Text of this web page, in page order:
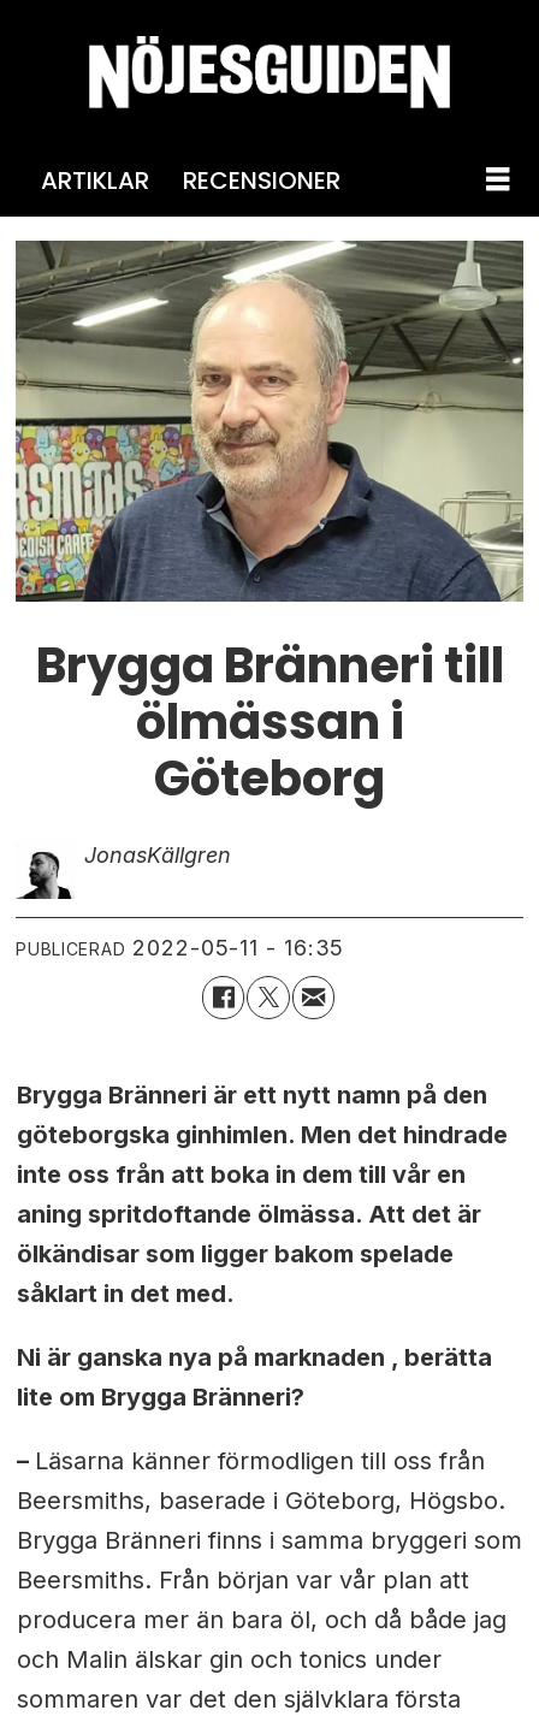
ARTIKLAR RECENSIONER
Brygga Bränneri till
ölmässan i
Göteborg
JonasKällgren
PUBLICERAD 2022-05-11 - 16:35
Brygga Bränneri är ett nytt namn på den
göteborgska ginhimlen. Men det hindrade
inte oss från att boka in dem till vår en
aning spritdoftande ölmässa. Att det är
ölkändisar som ligger bakom spelade
såklart in det med.
Ni är ganska nya på marknaden , berätta
lite om Brygga Bränneri?
– Läsarna känner förmodligen till oss från
Beersmiths, baserade i Göteborg, Högsbo.
Brygga Bränneri finns i samma bryggeri som
Beersmiths. Från början var vår plan att
producera mer än bara öl, och då både jag
och Malin älskar gin och tonics under
sommaren var det den självklara första